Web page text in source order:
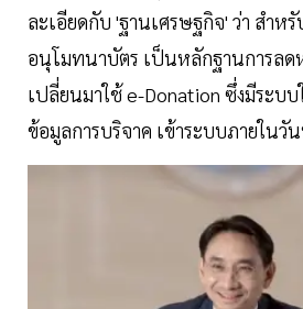
ละเอียดกับ 'ฐานเศรษฐกิจ' ว่า สำหรั
อนุโมทนาบัตร เป็นหลักฐานการล
เปลี่ยนมาใช้ e-Donation ซึ่งมีระบบ
ข้อมูลการบริจาค เข้าระบบภายในวั